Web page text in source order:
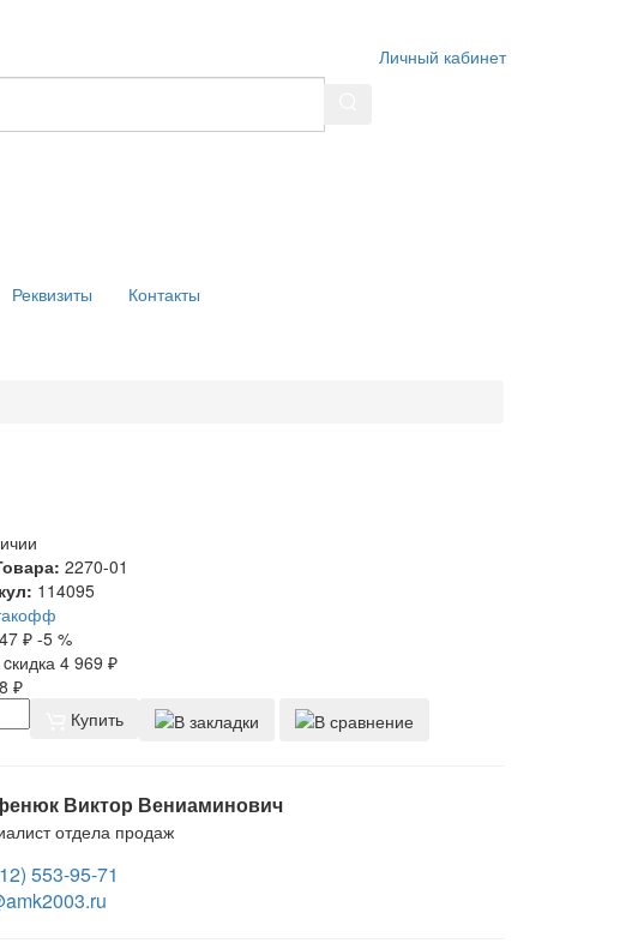
Личный кабинет
Реквизиты Контакты
2270-01
114095
₽ -5 %
4 969 ₽
₽
Купить
Виктор Вениаминович
отдела продаж
553-95-71